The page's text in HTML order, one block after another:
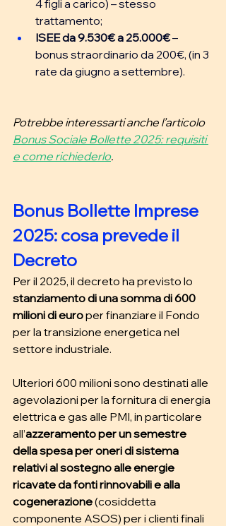
4 figli a carico) – stesso
trattamento;
ISEE da 9.530€ a 25.000€ –
bonus straordinario da 200€, (in 3
rate da giugno a settembre).
Potrebbe interessarti anche l’articolo
Bonus Sociale Bollette 2025: requisiti
e come richiederlo.
Bonus Bollette Imprese
2025: cosa prevede il
Decreto
Per il 2025, il decreto ha previsto lo
stanziamento di una somma di600
milioni di euro per finanziare il Fondo
per la transizione energetica nel
settore industriale.
Ulteriori 600 milioni sono destinati alle
agevolazioni per la fornitura di energia
elettrica e gas alle PMI, in particolare
all’azzeramento per un semestre
della spesa per oneri di sistema
relativi al sostegno alle energie
ricavate da fonti rinnovabili e alla
cogenerazione (cosiddetta
componente ASOS) per i clienti finali